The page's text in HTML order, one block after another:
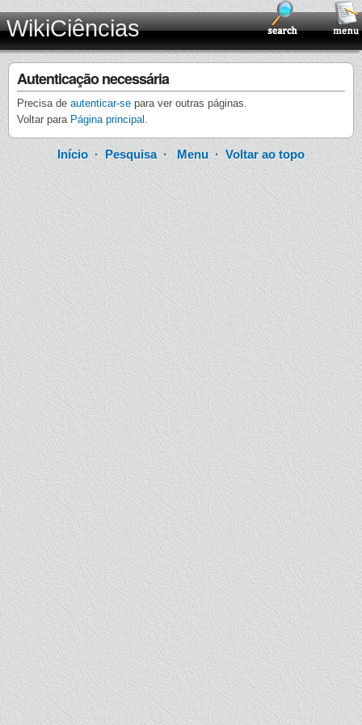
WikiCiências
Autenticação necessária
Precisa de autenticar-se para ver outras páginas.
Voltar para Página principal .
Início · Pesquisa·Menu ·Voltar ao topo